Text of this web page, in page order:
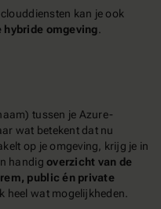
kan je ook
hybride omgeving
tussen je Azure-
wat betekent dat nu
op je omgeving, krijg je in
handigoverzicht van de
public én private
heel wat mogelijkheden.